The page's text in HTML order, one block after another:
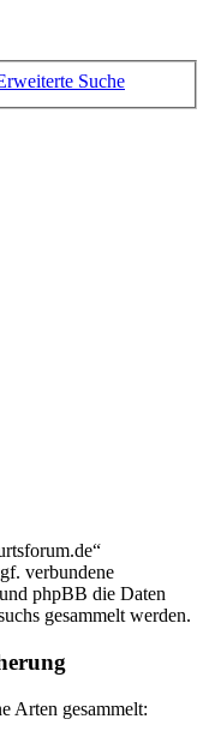
Suche
verbundene
phpBB die Daten
gesammelt werden.
Arten gesammelt: